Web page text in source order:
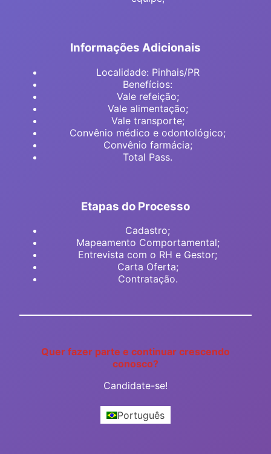
Informações Adicionais
Localidade: Pinhais/PR
Benefícios:
Vale refeição;
Vale alimentação;
Vale transporte;
Convênio médico e odontológico;
Convênio farmácia;
Total Pass.
Etapas do Processo
Cadastro;
Mapeamento Comportamental;
Entrevista com o RH e Gestor;
Carta Oferta;
Contratação.
Quer fazer parte e continuar crescendo
conosco?
Candidate-se!
Português